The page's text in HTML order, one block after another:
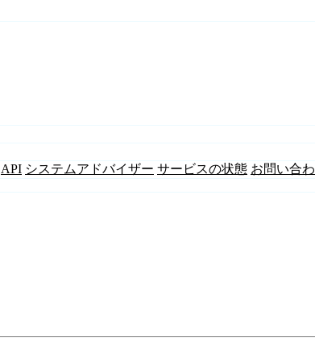
API システムアドバイザー サービスの状態 お問い合